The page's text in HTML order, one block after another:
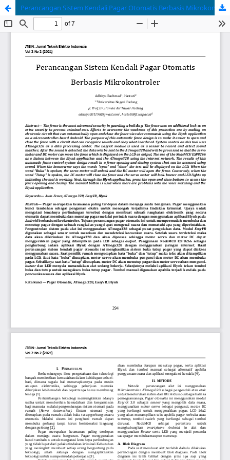
Perancangan Sistem Kendali Pagar Otomatis Berbasis Mikrokontroler